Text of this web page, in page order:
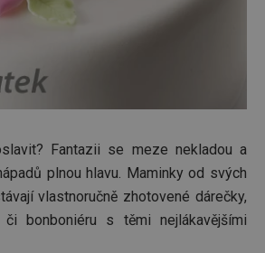
Fantazii se meze nekladou a
plnou hlavu. Maminky od svých
vlastnoručně zhotovené dárečky,
bonboniéru s těmi nejlákavějšími